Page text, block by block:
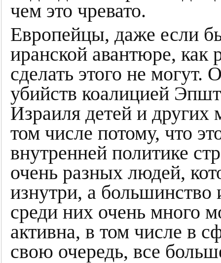
чем это чревато.
Европейцы, даже если
иранской авантюре, как
сделать этого не
убийств коалицией
Израиля детей и
том числе потому, что
внутренней политике
очень разных людей,
изнутри, а
среди них очень много
активна, в том числе в
свою очередь, все